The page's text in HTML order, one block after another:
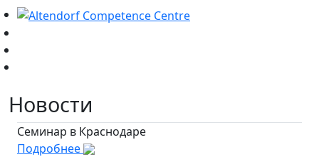
Новости
Семинар в Краснодаре
Подробнее